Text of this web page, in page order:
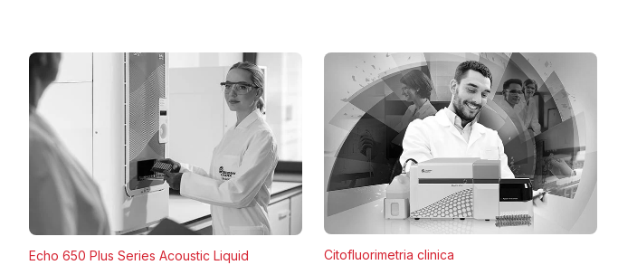
Echo 650 Plus Series Acoustic Liquid
Citofluorimetria clinica